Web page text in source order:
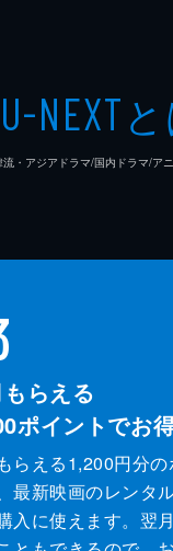
U-NEXT
アジアドラマ/国内ドラマ/アニ
らえる
ポイントでお得
らえる1,200円分の
最新映画のレンタ
入に使えます。翌